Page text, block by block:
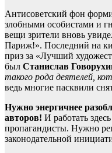
Антисоветский фон
злобными особистами и
вещи зрители вновь
Париж!». Последний на
приз за «Лучший
был Станислав
такого рода деятелей,
ведь многие пасквили
Нужно энергичнее
авторов! И работать
пропагандисты. Нужно
законодательной